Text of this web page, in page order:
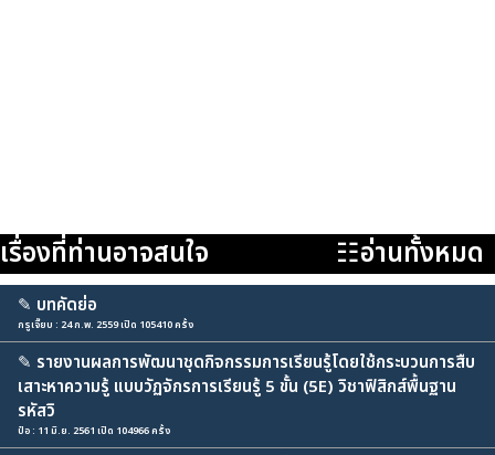
เรื่องที่ท่านอาจสนใจ ☷อ่านทั้งหมด
✎ บทคัดย่อ
กรูเจี๊ยบ : 24 ก.พ. 2559 เปิด 105410 ครั้ง
✎ รายงานผลการพัฒนาชุดกิจกรรมการเรียนรู้โดยใช้กระบวนการสืบ
เสาะหาความรู้ แบบวัฏจักรการเรียนรู้ 5 ขั้น (5E) วิชาฟิสิกส์พื้นฐาน
รหัสวิ
ป๋อ : 11 มิ.ย. 2561 เปิด 104966 ครั้ง